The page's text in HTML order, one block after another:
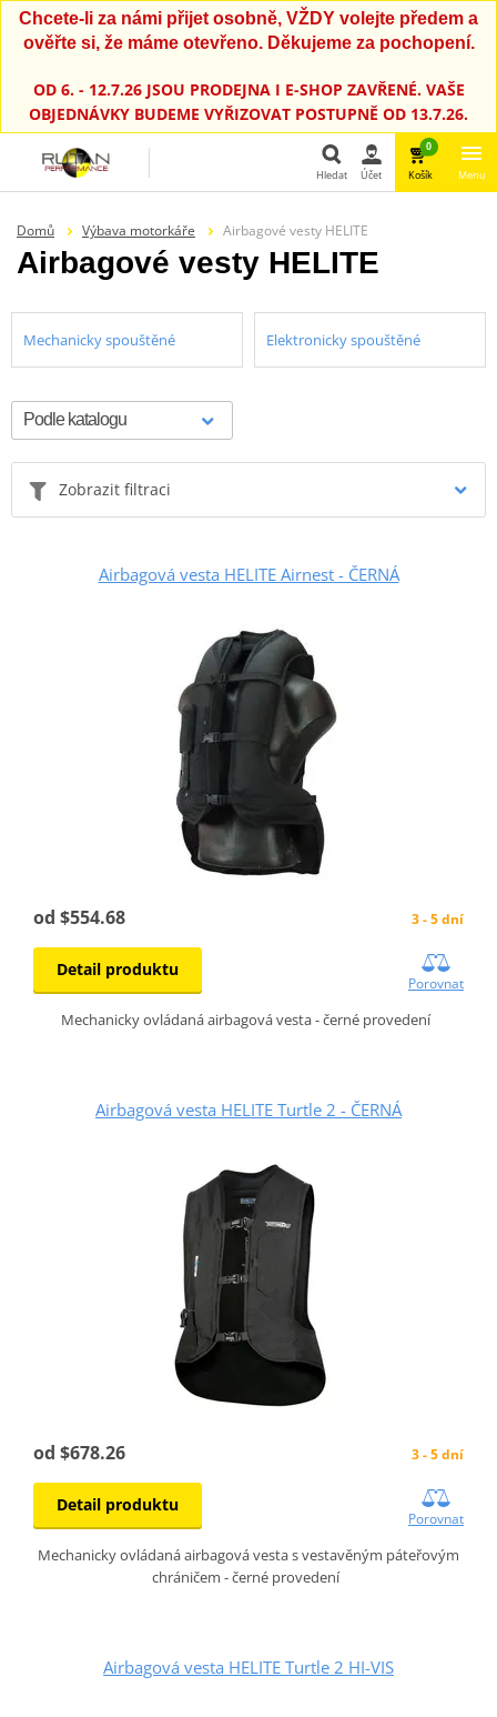
Chcete-li za námi přijet osobně, VŽDY volejte předem a
ověřte si, že máme otevřeno. Děkujeme za pochopení.
OD 6. - 12.7.26 JSOU PRODEJNA I E-SHOP ZAVŘENÉ. VAŠE
OBJEDNÁVKY BUDEME VYŘIZOVAT POSTUPNĚ OD 13.7.26.
Hledat Účet
0
Košík Menu
Domů Výbava motorkáře Airbagové vesty HELITE
Airbagové vesty HELITE
Mechanicky spouštěné Elektronicky spouštěné
Zobrazit filtraci
Airbagová vesta HELITE Airnest - ČERNÁ
od $554.68 3 - 5 dní
Detail produktu
Porovnat
Mechanicky ovládaná airbagová vesta - černé provedení
Airbagová vesta HELITE Turtle 2 - ČERNÁ
od $678.26 3 - 5 dní
Detail produktu
Porovnat
Mechanicky ovládaná airbagová vesta s vestavěným páteřovým
chráničem - černé provedení
Airbagová vesta HELITE Turtle 2 HI-VIS